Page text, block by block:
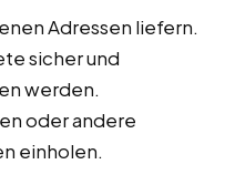
Adressen liefern.
sicher und
werden.
oder andere
einholen.